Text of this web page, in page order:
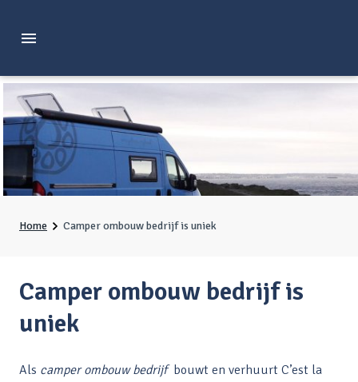
Home Camper ombouw bedrijf is uniek
Camper ombouw bedrijf is
uniek
Als camper ombouw bedrijfbouwt en verhuurt C’est la